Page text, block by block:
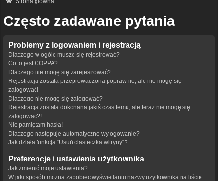
Strona główna
Często zadawane pytania
Problemy z logowaniem i rejestracją
Dlaczego w ogóle muszę się rejestrować?
Co to jest COPPA?
Dlaczego nie mogę się zarejestrować?
Rejestracja została przeprowadzona poprawnie, ale nie mogę się
zalogować!
Dlaczego nie mogę się zalogować?
Rejestracja została dokonana jakiś czas temu, ale teraz nie mogę się
zalogować?!
Nie pamiętam hasła!
Dlaczego następuje automatyczne wylogowanie?
Jak działa funkcja “Usuń ciasteczka witryny”?
Preferencje i ustawienia użytkownika
Jak zmienić moje ustawienia?
W jaki sposób można zapobiec wyświetlaniu nazwy użytkownika na liście